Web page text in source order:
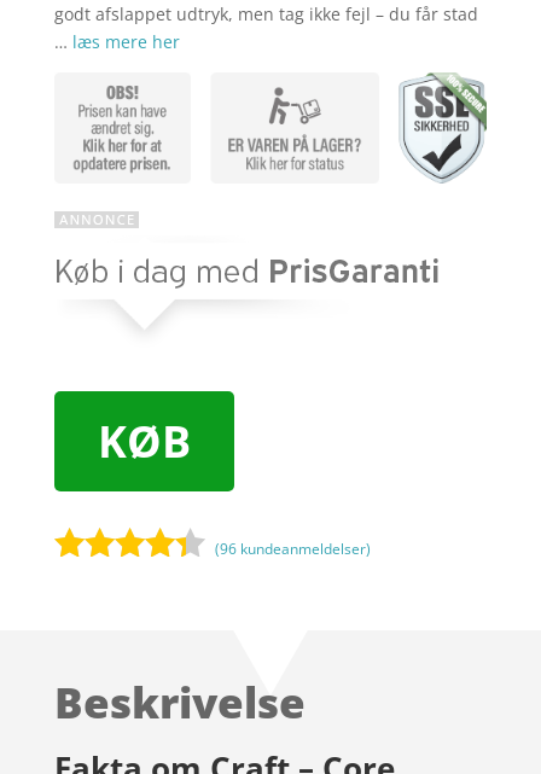
godt afslappet udtryk, men tag ikke fejl – du får stad
… læs mere her
KØB
på
mmelser
(96 kundeanmeldelser)
Beskrivelse